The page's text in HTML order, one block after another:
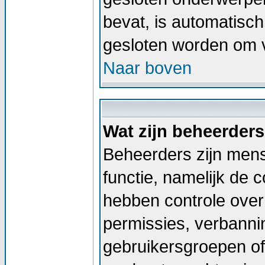
bevat, is
gesloten worden om
Naar boven
Wat zijn
Beheerders zijn
functie, namelijk de
hebben controle
permissies,
gebruikersgroepen